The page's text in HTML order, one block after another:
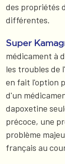
des propriétés
différentes.
Super
médicament à
les troubles de
en fait l'option
d'un
dapoxetine
précoce, une
problème
français au